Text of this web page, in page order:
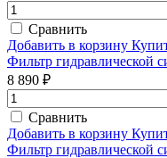
Сравнить
Добавить в корзину
Фильтр гидравлической
8 890 ₽
Сравнить
Добавить в корзину
Фильтр гидравлической